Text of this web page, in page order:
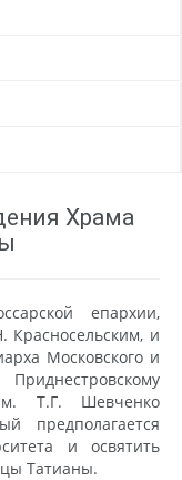
Храма
епархии,
и
Московского и
им. Т.Г. Шевченко
предполагается
и освятить
Татианы.